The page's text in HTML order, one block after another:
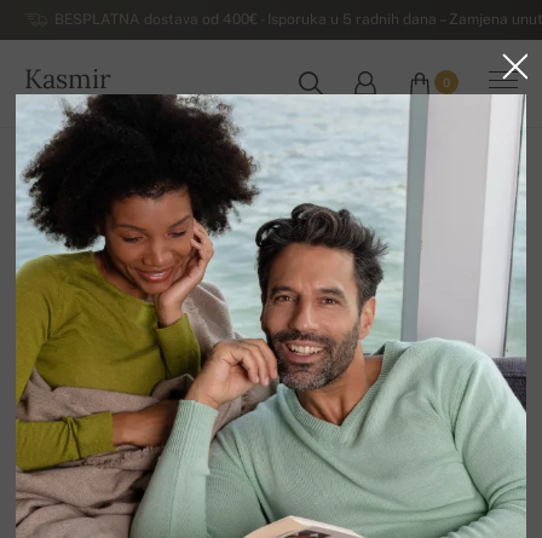
BESPLATNA dostava od 400€ - Isporuka u 5 radnih dana – Zamjena
Kasmir
HRVATSKA
0
Kuća
Luksuzni ženski džemperi od kašmira
Ženski džemperi od kašmira na dugmad